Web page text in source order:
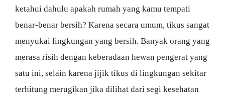
ketahui dahulu apakah rumah yang kamu tempati
benar-benar bersih? Karena secara umum, tikus sangat
menyukai lingkungan yang bersih. Banyak orang yang
merasa risih dengan keberadaan hewan pengerat yang
satu ini, selain karena jijik tikus di lingkungan sekitar
terhitung merugikan jika dilihat dari segi kesehatan